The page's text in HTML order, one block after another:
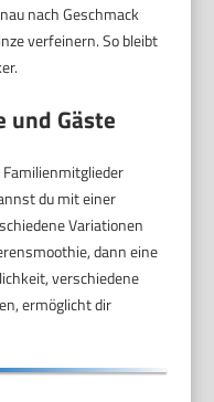
nach Geschmack
verfeinern. So bleibt
und Gäste
du mit einer
Variationen
dann eine
verschiedene
ermöglicht dir